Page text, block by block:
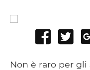
Share
Non è raro per